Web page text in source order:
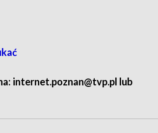
internet.poznan@tvp.pl lub